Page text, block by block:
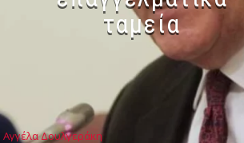
ταμεία
Αγγέλα Δουλγεράκη